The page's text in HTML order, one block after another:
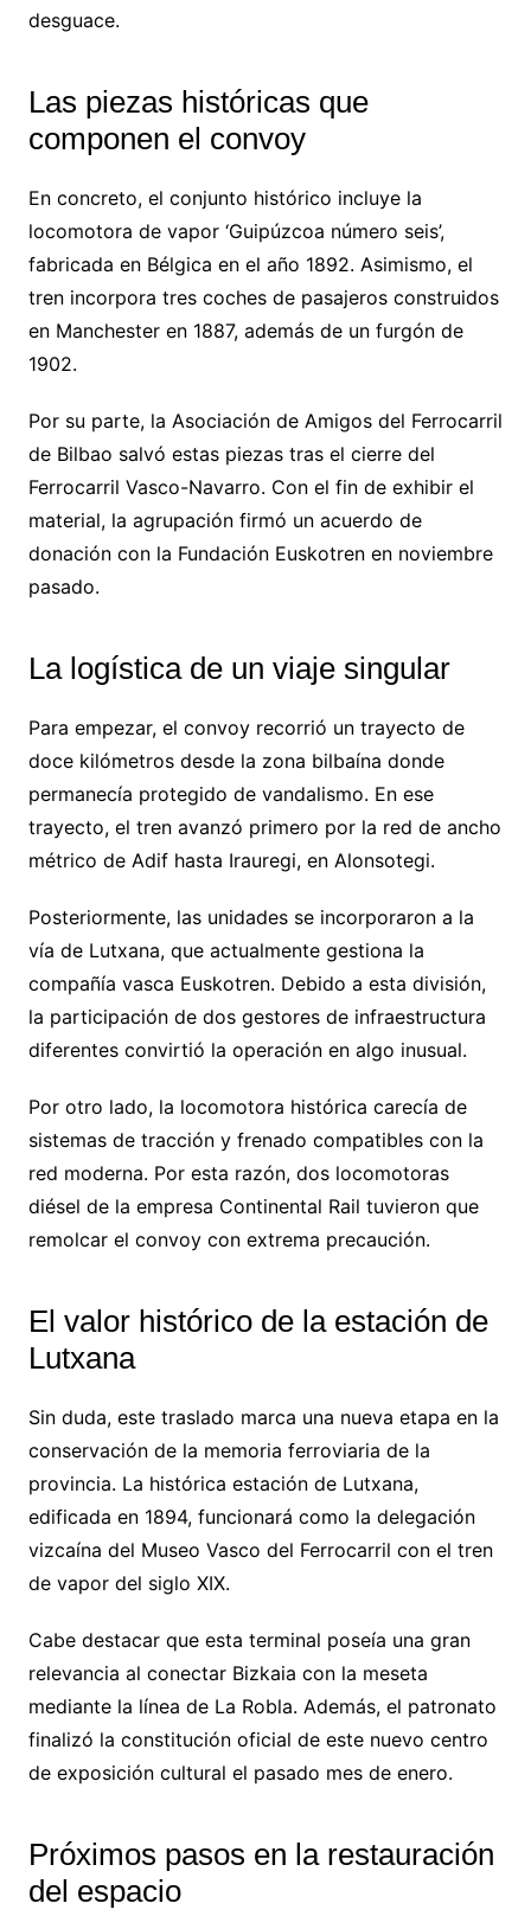
desguace.
Las piezas históricas que
componen el convoy
En concreto, el conjunto histórico incluye la
locomotora de vapor ‘Guipúzcoa número seis’,
fabricada en Bélgica en el año 1892. Asimismo, el
tren incorpora tres coches de pasajeros construidos
en Manchester en 1887, además de un furgón de
1902.
Por su parte, la Asociación de Amigos del Ferrocarril
de Bilbao salvó estas piezas tras el cierre del
Ferrocarril Vasco-Navarro. Con el fin de exhibir el
material, la agrupación firmó un acuerdo de
donación con la Fundación Euskotren en noviembre
pasado.
La logística de un viaje singular
Para empezar, el convoy recorrió un trayecto de
doce kilómetros desde la zona bilbaína donde
permanecía protegido de vandalismo. En ese
trayecto, el tren avanzó primero por la red de ancho
métrico de Adif hasta Irauregi, en Alonsotegi.
Posteriormente, las unidades se incorporaron a la
vía de Lutxana, que actualmente gestiona la
compañía vasca Euskotren. Debido a esta división,
la participación de dos gestores de infraestructura
diferentes convirtió la operación en algo inusual.
Por otro lado, la locomotora histórica carecía de
sistemas de tracción y frenado compatibles con la
red moderna. Por esta razón, dos locomotoras
diésel de la empresa Continental Rail tuvieron que
remolcar el convoy con extrema precaución.
El valor histórico de la estación de
Lutxana
Sin duda, este traslado marca una nueva etapa en la
conservación de la memoria ferroviaria de la
provincia. La histórica estación de Lutxana,
edificada en 1894, funcionará como la delegación
vizcaína del Museo Vasco del Ferrocarril con el tren
de vapor del siglo XIX.
Cabe destacar que esta terminal poseía una gran
relevancia al conectar Bizkaia con la meseta
mediante la línea de La Robla. Además, el patronato
finalizó la constitución oficial de este nuevo centro
de exposición cultural el pasado mes de enero.
Próximos pasos en la restauración
del espacio